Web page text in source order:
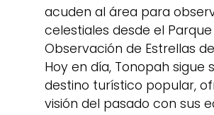
acuden al área para
celestiales desde el
Observación de Estrellas
Hoy en día, Tonopah sigue
destino turístico popular,
visión del pasado con sus